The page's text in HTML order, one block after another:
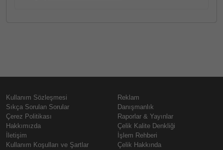
Kullanım Sözleşmesi
Sıkça Sorulan Sorular
Çerez Politikası
Hakkımızda
İletişim
Kullanım Koşulları ve Şartlar
Reklam
Danışmanlık
Raporlar & Yayınlar
Çelik Kalite Denkliği
İşlem Rehberi
Çelik Hakkında